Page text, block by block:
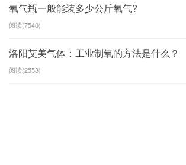
氧气瓶一般能装多少公斤氧气?
阅读(7540)
洛阳艾美气体：工业制氧的方法是什么？
阅读(2553)